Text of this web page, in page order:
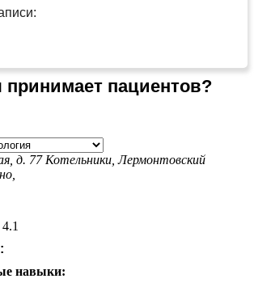
принимает пациентов?
д. 77 Котельники,Лермонтовский
навыки: